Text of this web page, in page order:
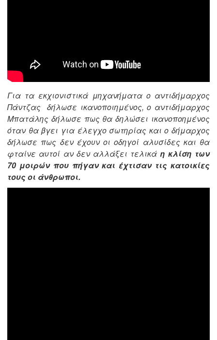
Για τα εκχιονιστικά μηχανήματα ο αντιδήμαρχος
Πάντζας δήλωσε ικανοποιημένος, ο αντιδήμαρχος
Μπατάλης δήλωσε πως θα δηλώσει ικανοποημένος
όταν θα βγει για έλεγχο σωτηρίας και ο δήμαρχος
δήλωσε πως δεν έχουν οι οδηγοί αλυσίδες και θα
φταίνε αυτοί αν δεν αλλάξει τελικάη κλίση των
70 μοιρών που πήγαν και έχτισαν τις κατοικίες
τους οι άνθρωποι.